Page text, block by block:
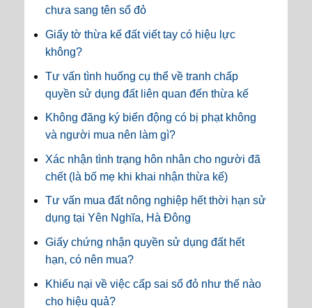
chưa sang tên sổ đỏ
Giấy tờ thừa kế đất viết tay có hiệu lực
không?
Tư vấn tình huống cụ thể về tranh chấp
quyền sử dụng đất liên quan đến thừa kế
Không đăng ký biến động có bị phạt không
và người mua nên làm gì?
Xác nhận tình trạng hôn nhân cho người đã
chết (là bố mẹ khi khai nhận thừa kế)
Tư vấn mua đất nông nghiệp hết thời hạn sử
dụng tại Yên Nghĩa, Hà Đông
Giấy chứng nhận quyền sử dụng đất hết
hạn, có nên mua?
Khiếu nại về việc cấp sai sổ đỏ như thế nào
cho hiệu quả?